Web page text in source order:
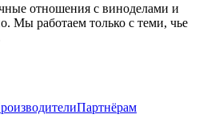
отношения с виноделами и
Мы работаем только с теми, чье
Партнёрам